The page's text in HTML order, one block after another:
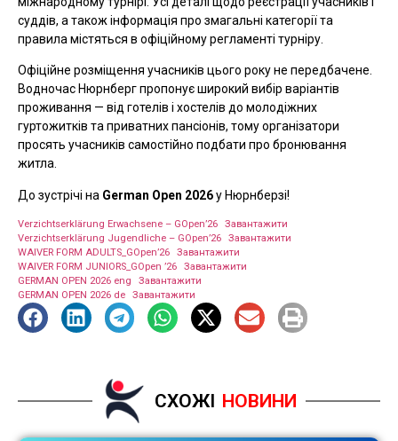
суддів, а також інформація про змагальні категорії та
правила містяться в офіційному регламенті турніру.
Офіційне розміщення учасників цього року не передбачене.
Водночас Нюрнберг пропонує широкий вибір варіантів
проживання — від готелів і хостелів до молодіжних
гуртожитків та приватних пансіонів, тому організатори
просять учасників самостійно подбати про бронювання
житла.
До зустрічі на German Open 2026у Нюрнберзі!
Verzichtserklärung Erwachsene – GOpen’26
Завантажити
Verzichtserklärung Jugendliche – GOpen’26
Завантажити
WAIVER FORM ADULTS_GOpen’26
Завантажити
WAIVER FORM JUNIORS_GOpen ’26
Завантажити
GERMAN OPEN 2026 eng
Завантажити
GERMAN OPEN 2026 de
Завантажити
СХОЖІ НОВИНИ